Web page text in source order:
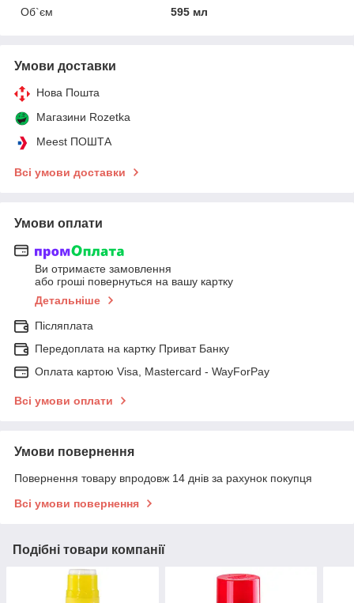
Об`єм
595 мл
Умови доставки
Нова Пошта
Магазини Rozetka
Meest ПОШТА
Всі умови доставки
Умови оплати
Ви отримаєте замовлення
або гроші повернуться на вашу картку
Детальніше
Післяплата
Передоплата на картку Приват Банку
Оплата картою Visa, Mastercard - WayForPay
Всі умови оплати
Умови повернення
Повернення товару впродовж 14 днів за рахунок покупця
Всі умови повернення
Подібні товари компанії